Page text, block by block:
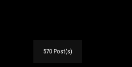
570 Post(s)